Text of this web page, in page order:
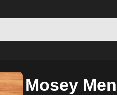
Mosey